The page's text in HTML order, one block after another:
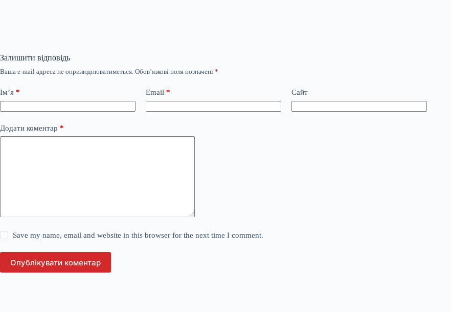
Залишити відповідь
Ваша e-mail адреса не оприлюднюватиметься. Обов’язкові поля позначені *
Ім’я * Email * Сайт
Додати коментар *
Save my name, email and website in this browser for the next time I comment.
Опублікувати коментар